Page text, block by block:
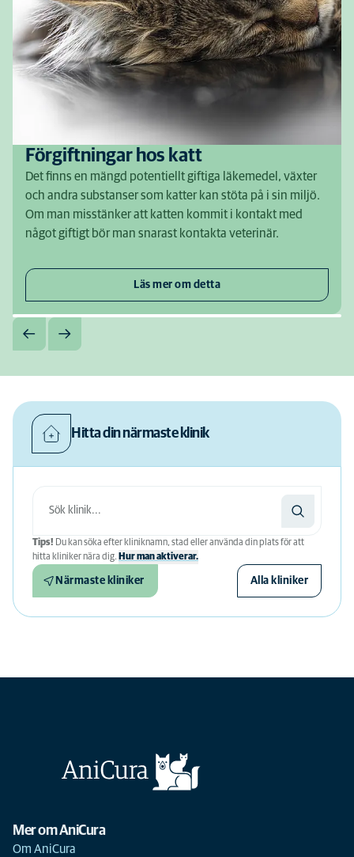
Förgiftningar hos katt
Det finns en mängd potentiellt giftiga läkemedel, växter
och andra substanser som katter kan stöta på i sin miljö.
Om man misstänker att katten kommit i kontakt med
något giftigt bör man snarast kontakta veterinär.
Läs mer om detta
Hitta din närmaste klinik
Tips! Du kan söka efter kliniknamn, stad eller använda din plats för att
hitta kliniker nära dig. Hur man aktiverar.
Närmaste kliniker Alla kliniker
Mer om AniCura
Om AniCura